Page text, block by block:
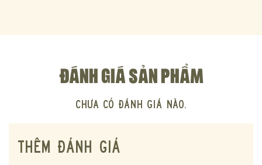
Chateau Garreau: Nhà sản xuất Armagnac uy tín với truyền
Domain De Danis
Tuổi:42
ĐÁNH GIÁ SẢN PHẨM
Chưa có đánh giá nào.
THÊM ĐÁNH GIÁ